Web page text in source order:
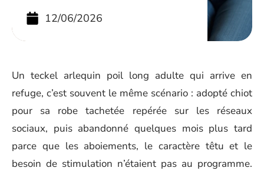
12/06/2026
Un teckel arlequin poil long adulte qui arrive en
refuge, c’est souvent le même scénario : adopté chiot
pour sa robe tachetée repérée sur les réseaux
sociaux, puis abandonné quelques mois plus tard
parce que les aboiements, le caractère têtu et le
besoin de stimulation n’étaient pas au programme.